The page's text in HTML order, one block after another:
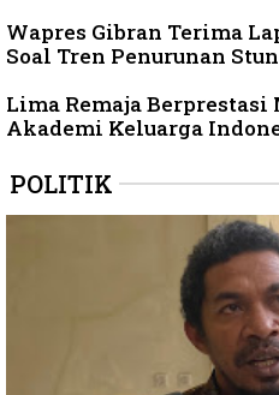
Wapres Gibran Terima
Soal Tren Penurunan
Lima Remaja
Akademi Keluarga
POLITIK